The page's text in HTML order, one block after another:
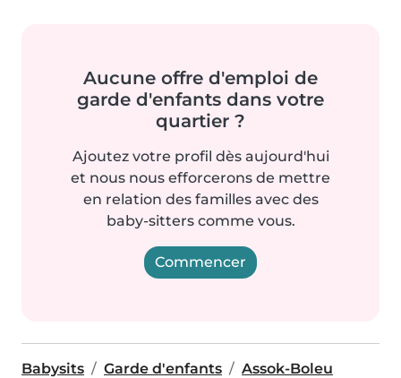
Aucune offre d'emploi de
garde d'enfants dans votre
quartier ?
Ajoutez votre profil dès aujourd'hui
et nous nous efforcerons de mettre
en relation des familles avec des
baby-sitters comme vous.
Commencer
Babysits Garde d'enfants Assok-Boleu